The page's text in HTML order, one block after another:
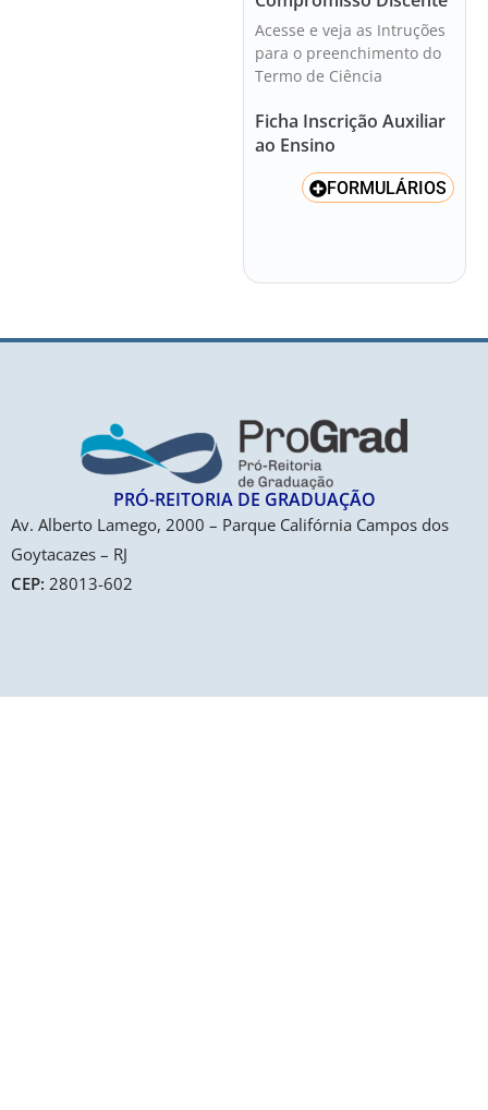
Acesse e veja as Intruções
para o preenchimento do
Termo de Ciência
Ficha Inscrição Auxiliar
ao Ensino
FORMULÁRIOS
PRÓ-REITORIA DE GRADUAÇÃO​
Av. Alberto Lamego, 2000 – Parque Califórnia Campos dos
Goytacazes – RJ
CEP: 28013-602